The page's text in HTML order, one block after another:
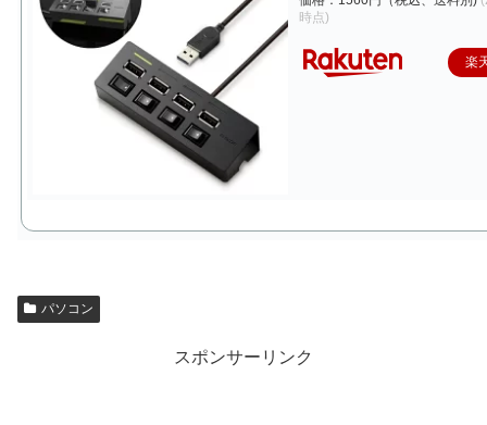
時点)
楽
パソコン
スポンサーリンク